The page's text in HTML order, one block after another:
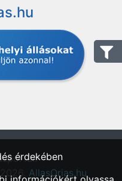
AllasOrias.hu
érdekében